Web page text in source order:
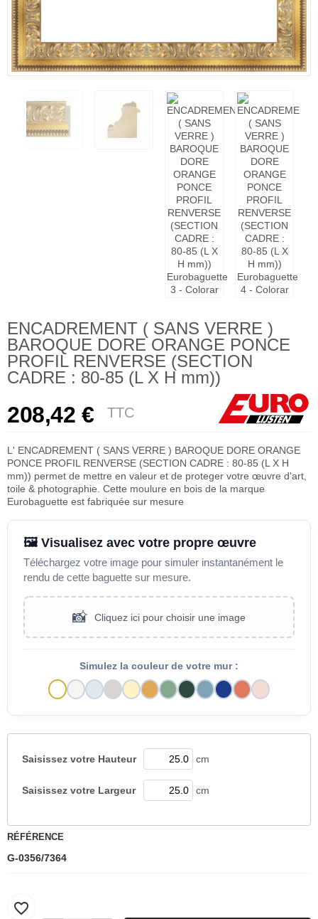
ENCADREMENT ( SANS VERRE )
BAROQUE DORE ORANGE PONCE
PROFIL RENVERSE (SECTION
CADRE : 80-85 (L X H mm))
208,42 € TTC
L' ENCADREMENT ( SANS VERRE ) BAROQUE DORE ORANGE
PONCE PROFIL RENVERSE (SECTION CADRE : 80-85 (L X H
mm)) permet de mettre en valeur et de proteger votre œuvre d'art,
toile & photographie. Cette moulure en bois de la marque
Eurobaguette est fabriquée sur mesure
🖼️ Visualisez avec votre propre œuvre
Téléchargez votre image pour simuler instantanément le
rendu de cette baguette sur mesure.
📸 Cliquez ici pour choisir une image
Simulez la couleur de votre mur :
Saisissez votre Hauteur cm
Saisissez votre Largeur cm
RÉFÉRENCE
G-0356/7364
favorite_border